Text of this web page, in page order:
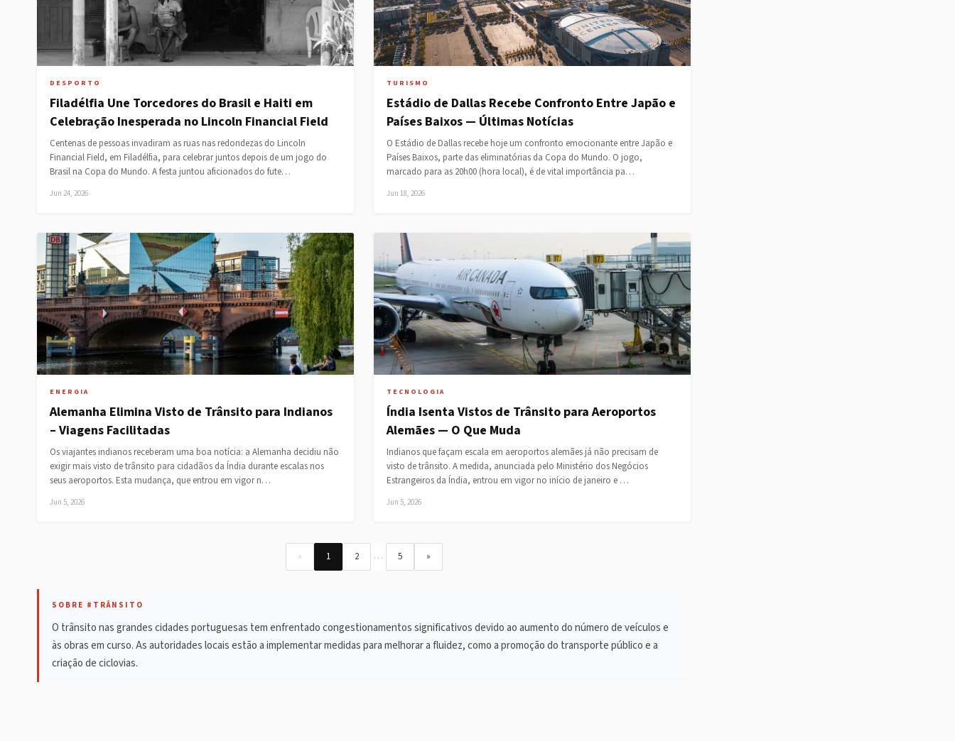
DESPORTO
Filadélfia Une Torcedores do Brasil e Haiti em
Celebração Inesperada no Lincoln Financial Field
Centenas de pessoas invadiram as ruas nas redondezas do Lincoln
Financial Field, em Filadélfia, para celebrar juntos depois de um jogo do
Brasil na Copa do Mundo. A festa juntou aficionados do fute…
Jun 24, 2026
TURISMO
Estádio de Dallas Recebe Confronto Entre Japão e
Países Baixos — Últimas Notícias
O Estádio de Dallas recebe hoje um confronto emocionante entre Japão e
Países Baixos, parte das eliminatórias da Copa do Mundo. O jogo,
marcado para as 20h00 (hora local), é de vital importância pa…
Jun 18, 2026
ENERGIA
Alemanha Elimina Visto de Trânsito para Indianos
– Viagens Facilitadas
Os viajantes indianos receberam uma boa notícia: a Alemanha decidiu não
exigir mais visto de trânsito para cidadãos da Índia durante escalas nos
seus aeroportos. Esta mudança, que entrou em vigor n…
Jun 5, 2026
TECNOLOGIA
Índia Isenta Vistos de Trânsito para Aeroportos
Alemães — O Que Muda
Indianos que façam escala em aeroportos alemães já não precisam de
visto de trânsito. A medida, anunciada pelo Ministério dos Negócios
Estrangeiros da Índia, entrou em vigor no início de janeiro e …
Jun 5, 2026
« 1 2 … 5 »
SOBRE #TRÂNSITO
O trânsito nas grandes cidades portuguesas tem enfrentado congestionamentos significativos devido ao aumento do número de veículos e
às obras em curso. As autoridades locais estão a implementar medidas para melhorar a fluidez, como a promoção do transporte público e a
criação de ciclovias.